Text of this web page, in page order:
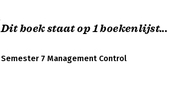
Dit boek staat op 1 boekenlijst...
Semester 7 Management Control